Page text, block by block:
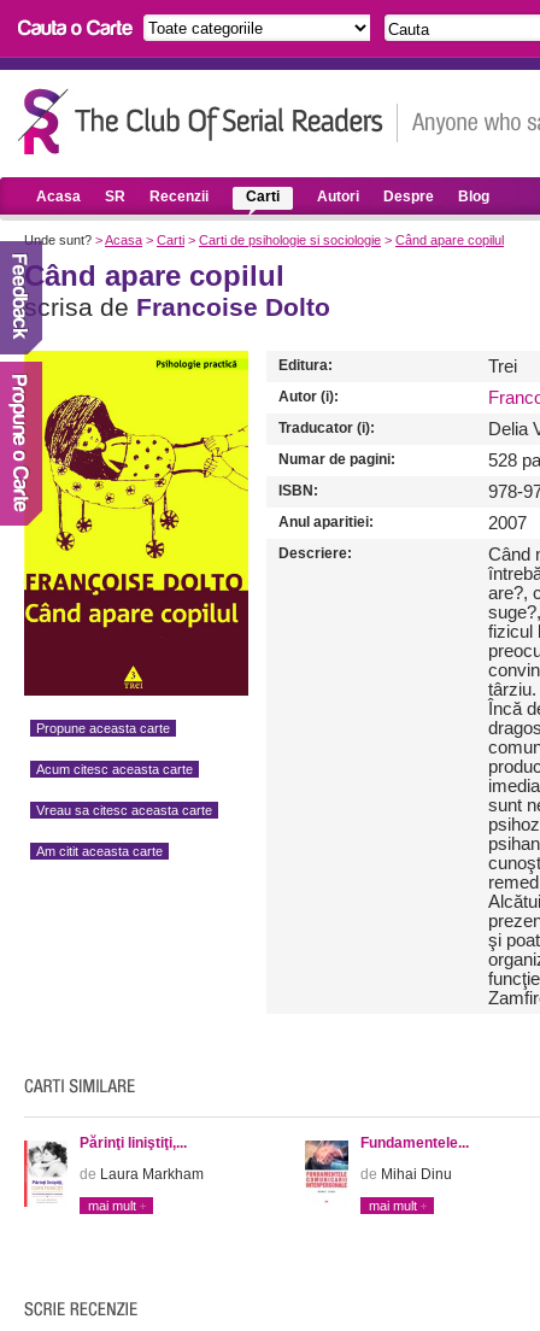
Acasa SR Recenzii Carti Autori Despre Blog
Unde sunt? >Acasa > Carti > Carti de psihologie si sociologie > Când apare copilul
Când apare copilul
scrisa de Francoise Dolto
Propune aceasta carte
Acum citesc aceasta carte
Vreau sa citesc aceasta carte
Am citit aceasta carte
Editura: Trei
Autor (i):
Traducator (i): Delia
Numar de pagini: 528
ISBN: 978-
Anul aparitiei: 2007
Descriere:
Când
are?,
fizicul
târziu.
Încă
sunt
şi
Părinţi liniştiţi,...
de Laura Markham
mai mult
Fundamentele...
de Mihai Dinu
mai mult